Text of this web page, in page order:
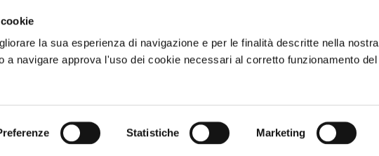
la sua esperienza di navigazione e per le finalità descritte nella nostra
a navigare approva l'uso dei cookie necessari al corretto funzionamento del
Statistiche Marketing
Diario di Viaggio
Attività
Copertina
01160141006.
Design